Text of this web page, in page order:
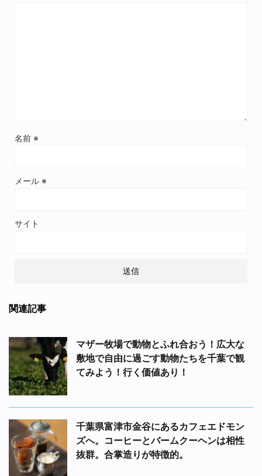
名前 ※
メール ※
サイト
関連記事
マザー牧場で動物とふれ合おう！広大な
敷地で自由に過ごす動物たちを千葉で観
てみよう！行く価値あり！
千葉県富津市金谷にあるカフェエドモン
ズへ。コーヒーとバームクーヘンは相性
抜群。合掌造りが特徴的。